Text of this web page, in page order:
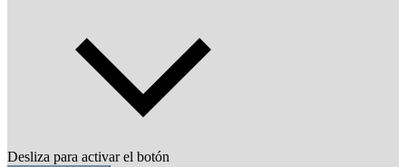
Desliza para activar el botón